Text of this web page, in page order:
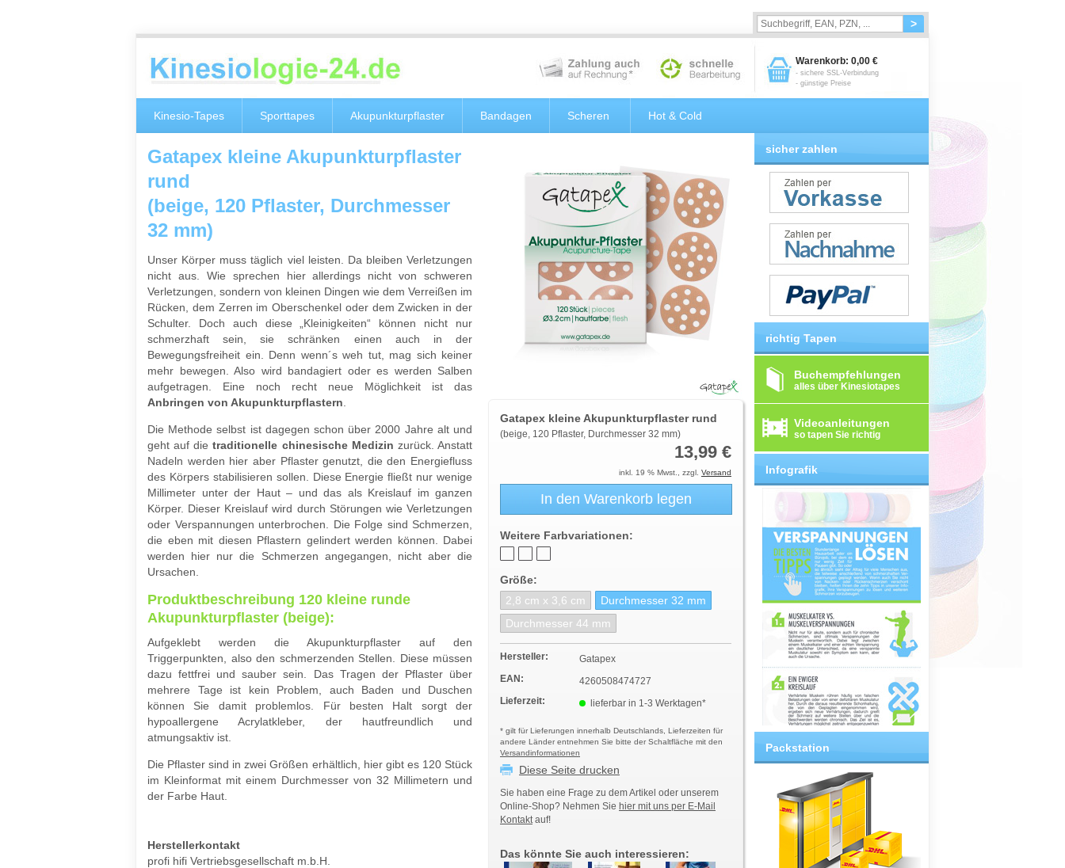
>
Warenkorb: 0,00 €
- sichere SSL-Verbindung
- günstige Preise
Kinesio-Tapes Sporttapes Akupunkturpflaster Bandagen Scheren Hot & Cold
Gatapex kleine Akupunkturpflaster
rund
(beige, 120 Pflaster, Durchmesser
32 mm)
Unser Körper muss täglich viel leisten. Da bleiben Verletzungen
nicht aus. Wie sprechen hier allerdings nicht von schweren
Verletzungen, sondern von kleinen Dingen wie dem Verreißen im
Rücken, dem Zerren im Oberschenkel oder dem Zwicken in der
Schulter. Doch auch diese „Kleinigkeiten“ können nicht nur
schmerzhaft sein, sie schränken einen auch in der
Bewegungsfreiheit ein. Denn wenn´s weh tut, mag sich keiner
mehr bewegen. Also wird bandagiert oder es werden Salben
aufgetragen. Eine noch recht neue Möglichkeit ist das
Anbringen von Akupunkturpflastern
Die Methode selbst ist dagegen schon über 2000 Jahre alt und
geht auf dietraditionelle chinesische Medizin zurück. Anstatt
Nadeln werden hier aber Pflaster genutzt, die den Energiefluss
des Körpers stabilisieren sollen. Diese Energie fließt nur wenige
Millimeter unter der Haut – und das als Kreislauf im ganzen
Körper. Dieser Kreislauf wird durch Störungen wie Verletzungen
oder Verspannungen unterbrochen. Die Folge sind Schmerzen,
die eben mit diesen Pflastern gelindert werden können. Dabei
werden hier nur die Schmerzen angegangen, nicht aber die
Ursachen.
Produktbeschreibung 120 kleine runde
Akupunkturpflaster (beige):
Aufgeklebt werden die Akupunkturpflaster auf den
Triggerpunkten, also den schmerzenden Stellen. Diese müssen
dazu fettfrei und sauber sein. Das Tragen der Pflaster über
mehrere Tage ist kein Problem, auch Baden und Duschen
können Sie damit problemlos. Für besten Halt sorgt der
hypoallergene Acrylatkleber, der hautfreundlich und
atmungsaktiv ist.
Die Pflaster sind in zwei Größen erhältlich, hier gibt es 120 Stück
im Kleinformat mit einem Durchmesser von 32 Millimetern und
der Farbe Haut.
Herstellerkontakt
profi hifi Vertriebsgesellschaft m.b.H.
Gatapex kleine Akupunkturpflaster rund
(beige, 120 Pflaster, Durchmesser 32 mm)
13,99 €
inkl. 19 % Mwst., zzgl. Versand
In den Warenkorb legen
Weitere Farbvariationen:
Größe:
2,8 cm x 3,6 cm
Durchmesser 32 mm
Durchmesser 44 mm
Hersteller:
Gatapex
EAN:
4260508474727
Lieferzeit:
lieferbar in 1-3 Werktagen*
* gilt für Lieferungen innerhalb Deutschlands, Lieferzeiten für
andere Länder entnehmen Sie bitte der Schaltfläche mit den
Versandinformationen
Diese Seite drucken
Sie haben eine Frage zu dem Artikel oder unserem
Online-Shop? Nehmen Sie hier mit uns per E-Mail
Kontaktauf!
Das könnte Sie auch interessieren:
sicher zahlen
richtig Tapen
Buchempfehlungen
alles über Kinesiotapes
Videoanleitungen
so tapen Sie richtig
Infografik
Packstation